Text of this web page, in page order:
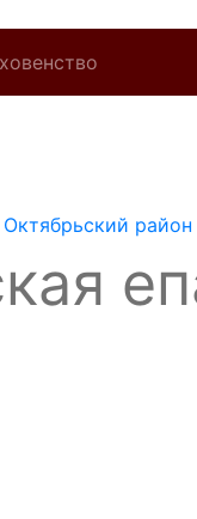
Октябрьский район